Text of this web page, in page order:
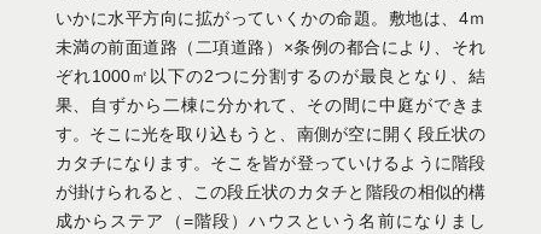
いかに水平方向に拡がっていくかの命題。敷地は、4ｍ
未満の前面道路（二項道路）×条例の都合により、それ
ぞれ1000㎡以下の2つに分割するのが最良となり、結
果、自ずから二棟に分かれて、その間に中庭ができま
す。そこに光を取り込もうと、南側が空に開く段丘状の
カタチになります。そこを皆が登っていけるように階段
が掛けられると、この段丘状のカタチと階段の相似的構
成からステア（=階段）ハウスという名前になりまし